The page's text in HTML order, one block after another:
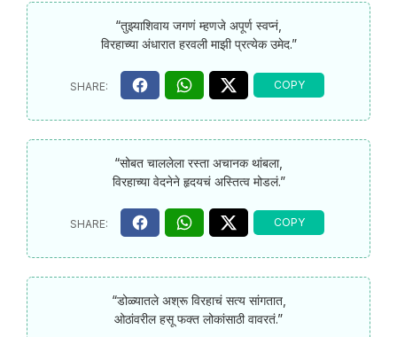
“तुझ्याशिवाय जगणं म्हणजे अपूर्ण स्वप्नं,
विरहाच्या अंधारात हरवली माझी प्रत्येक उमेद.”
“सोबत चाललेला रस्ता अचानक थांबला,
विरहाच्या वेदनेने हृदयचं अस्तित्व मोडलं.”
“डोळ्यातले अश्रू विरहाचं सत्य सांगतात,
ओठांवरील हसू फक्त लोकांसाठी वावरतं.”